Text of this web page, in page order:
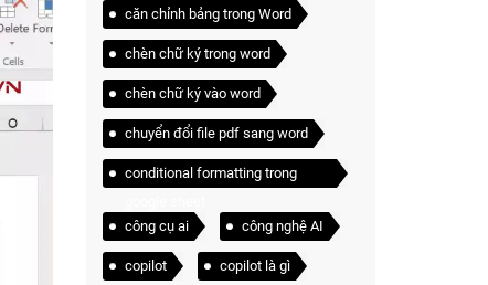
căn chỉnh bảng trong Word
chèn chữ ký trong word
chèn chữ ký vào word
chuyển đổi file pdf sang word
conditional formatting trong
công cụ ai
công nghệ AI
copilot copilot là gì